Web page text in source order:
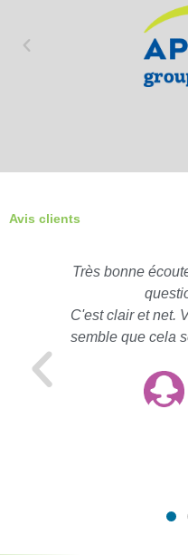
Avis clients
Très bonne
C'est clair et net.
semble que cela